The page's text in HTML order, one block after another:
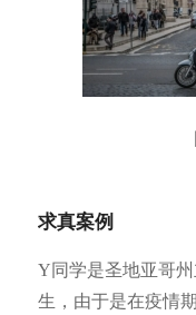
求真案例
Y同学是圣地亚哥
生，由于是在疫情